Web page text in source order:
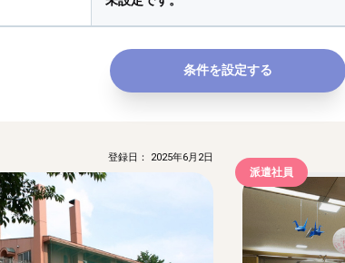
条件を設定する
登録日： 2025年6月2日
派遣社員